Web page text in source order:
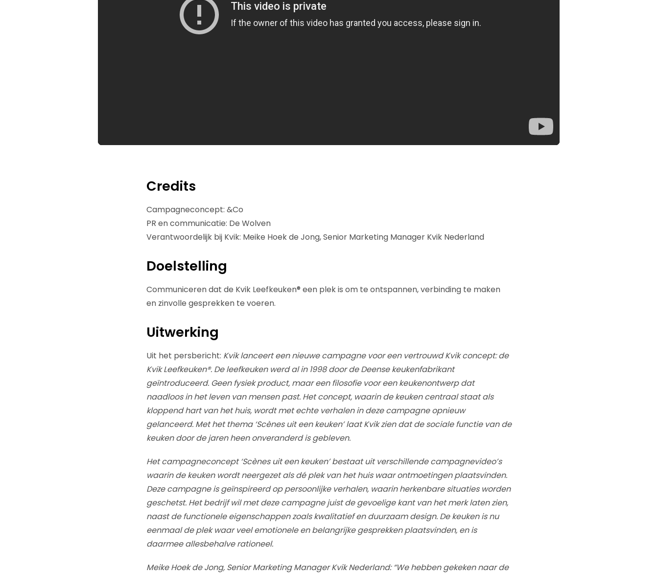
Credits
Campagneconcept: &Co
PR en communicatie: De Wolven
Verantwoordelijk bij Kvik: Meike Hoek de Jong, Senior Marketing Manager Kvik Nederland
Doelstelling
Communiceren dat de Kvik Leefkeuken® een plek is om te ontspannen, verbinding te maken
en zinvolle gesprekken te voeren.
Uitwerking
Uit het persbericht: Kvik lanceert een nieuwe campagne voor een vertrouwd Kvik concept: de
Kvik Leefkeuken®. De leefkeuken werd al in 1998 door de Deense keukenfabrikant
geïntroduceerd. Geen fysiek product, maar een filosofie voor een keukenontwerp dat
naadloos in het leven van mensen past. Het concept, waarin de keuken centraal staat als
kloppend hart van het huis, wordt met echte verhalen in deze campagne opnieuw
gelanceerd. Met het thema ‘Scènes uit een keuken’ laat Kvik zien dat de sociale functie van de
keuken door de jaren heen onveranderd is gebleven.
Het campagneconcept ‘Scènes uit een keuken’ bestaat uit verschillende campagnevideo’s
waarin de keuken wordt neergezet als dé plek van het huis waar ontmoetingen plaatsvinden.
Deze campagne is geïnspireerd op persoonlijke verhalen, waarin herkenbare situaties worden
geschetst. Het bedrijf wil met deze campagne juist de gevoelige kant van het merk laten zien,
naast de functionele eigenschappen zoals kwalitatief en duurzaam design. De keuken is nu
eenmaal de plek waar veel emotionele en belangrijke gesprekken plaatsvinden, en is
daarmee allesbehalve rationeel.
Meike Hoek de Jong, Senior Marketing Manager Kvik Nederland: “We hebben gekeken naar de